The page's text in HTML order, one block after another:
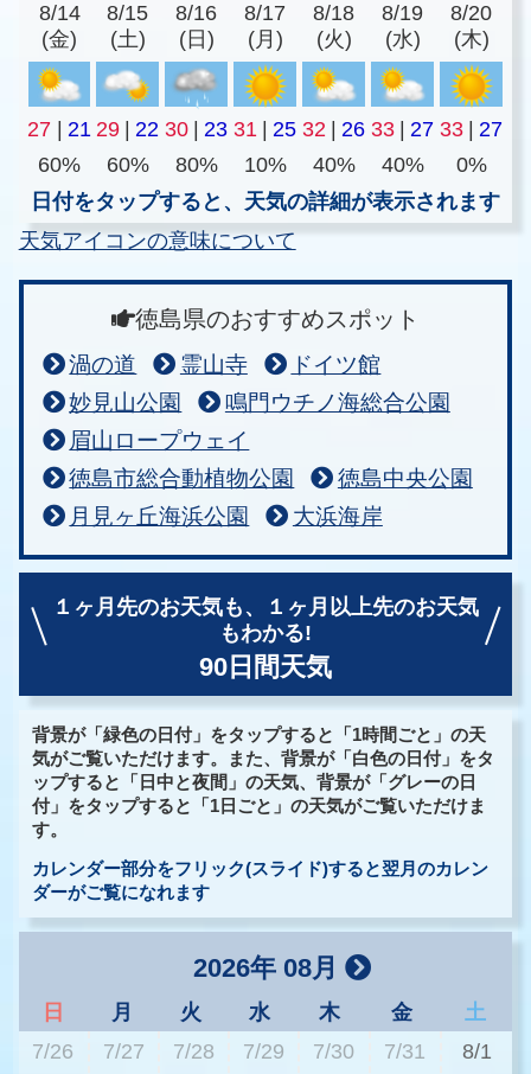
8/14
(金)
8/15
(土)
8/16
(日)
8/17
(月)
8/18
(火)
8/19
(水)
8/20
(木)
27 21 29 22 30 23 31 25 32 26 33 27 33
27
60%
60% 80% 10% 40% 40%
0%
日付をタップすると、天気の詳細が表示されます
天気アイコンの意味について
徳島県のおすすめスポット
渦の道 霊山寺
ドイツ館
妙見山公園
鳴門ウチノ海総合公園
眉山ロープウェイ
徳島市総合動植物公園
徳島中央公園
月見ヶ丘海浜公園
大浜海岸
１ヶ月先のお天気も、
１ヶ月以上先のお天気
もわかる!
90日間天気
背景が「緑色の日付」をタップすると「1時間ごと」の天
気がご覧いただけます。また、背景が「白色の日付」をタ
ップすると「日中と夜間」の天気、背景が「グレーの日
付」をタップすると「1日ごと」の天気がご覧いただけま
す。
カレンダー部分をフリック(スライド)すると翌月のカレン
ダーがご覧になれます
2026年 08月
日 月 火 水 木 金
土
7/26
7/27 7/28 7/29 7/30 7/31 8/1